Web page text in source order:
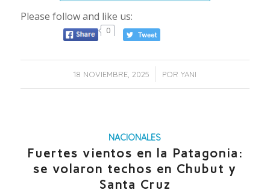
Please follow and like us:
0
18 NOVIEMBRE, 2025
/ POR YANI
NACIONALES
Fuertes vientos en la Patagonia:
se volaron techos en Chubut y
Santa Cruz